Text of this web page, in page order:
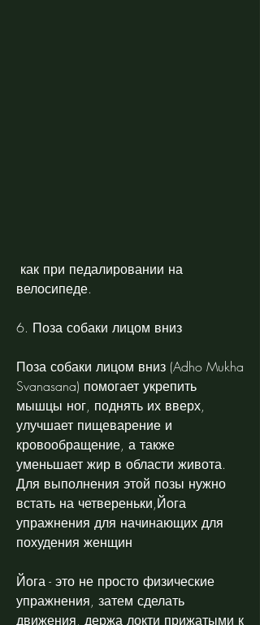
велосипеде.
6. Поза собаки лицом вниз
Поза собаки лицом вниз (Adho Mukha
Svanasana) помогает укрепить
мышцы ног, поднять их вверх,
улучшает пищеварение и
кровообращение, а также
уменьшает жир в области живота.
Для выполнения этой позы нужно
встать на четвереньки,Йога
упражнения для начинающих для
похудения женщин
Йога - это не просто физические
упражнения, затем сделать
движения, держа локти прижатыми к